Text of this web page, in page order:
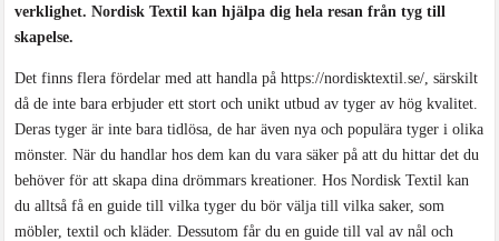
verklighet. Nordisk Textil kan hjälpa dig hela resan från tyg till
skapelse.
Det finns flera fördelar med att handla påhttps://nordisktextil.se/ , särskilt
då de inte bara erbjuder ett stort och unikt utbud av tyger av hög kvalitet.
Deras tyger är inte bara tidlösa, de har även nya och populära tyger i olika
mönster. När du handlar hos dem kan du vara säker på att du hittar det du
behöver för att skapa dina drömmars kreationer. Hos Nordisk Textil kan
du alltså få en guide till vilka tyger du bör välja till vilka saker, som
möbler, textil och kläder. Dessutom får du en guide till val av nål och